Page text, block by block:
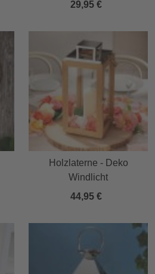
29,95 €
Holzlaterne - Deko
Windlicht
44,95 €